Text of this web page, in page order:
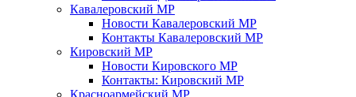
Кавалеровский МР
Новости Кавалеровский МР
Контакты Кавалеровский МР
Кировский МР
Новости Кировского МР
Контакты: Кировский МР
Красноармейский МР